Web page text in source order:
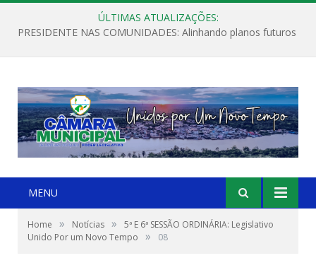
ÚLTIMAS ATUALIZAÇÕES:
PRESIDENTE NAS COMUNIDADES: Alinhando planos futuros
MENU
Home » Notícias »
5ª E 6ª SESSÃO ORDINÁRIA: Legislativo
Unido Por um Novo Tempo
» 08